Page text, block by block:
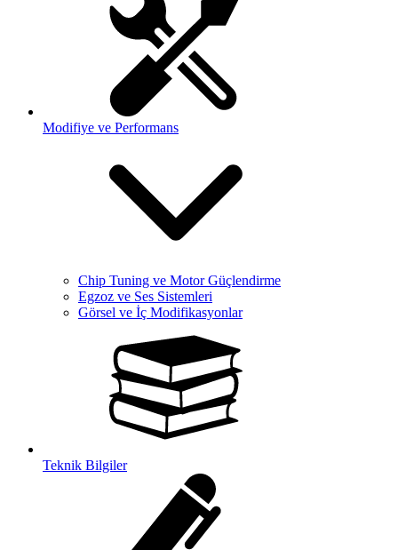
Modifiye ve Performans
Chip Tuning ve Motor Güçlendirme
Egzoz ve Ses Sistemleri
Görsel ve İç Modifikasyonlar
Teknik Bilgiler